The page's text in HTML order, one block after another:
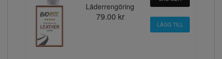
Läderrengöring
79.00 kr